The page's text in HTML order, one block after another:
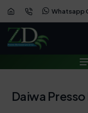
Whatsapp
Daiwa